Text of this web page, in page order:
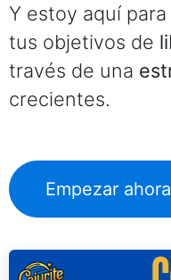
Y estoy aquí
tus objetivos de
través de una
crecientes.
Empezar ahora